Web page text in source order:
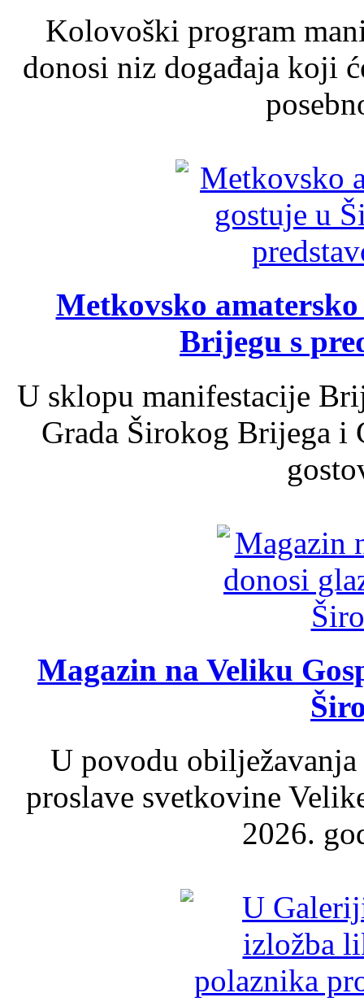
Kolovoški program
donosi niz događaja koji
Metkovsko
Brijegu s
U sklopu manifestacije
Grada Širokog Brijega
Magazin na Veliku
U povodu
proslave svetkovine
2026.